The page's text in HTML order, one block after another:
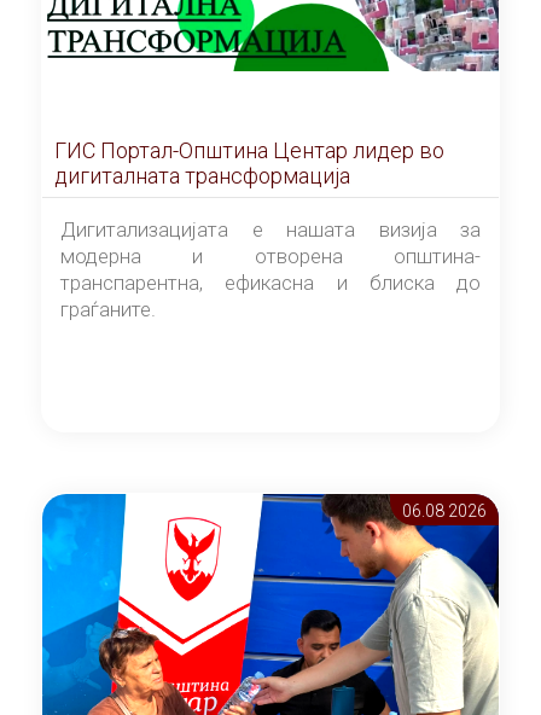
ГИС Портал-Општина Центар лидер во
дигиталната трансформација
Дигитализацијата е нашата визија за
модерна и отворена општина-
транспарентна, ефикасна и блиска до
граѓаните.
06.08 2026